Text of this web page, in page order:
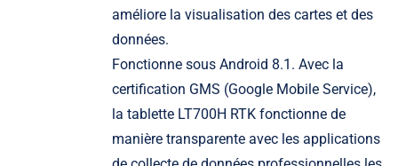
améliore la visualisation des cartes et des
données.
Fonctionne sous Android 8.1. Avec la
certification GMS (Google Mobile Service),
la tablette LT700H RTK fonctionne de
manière transparente avec les applications